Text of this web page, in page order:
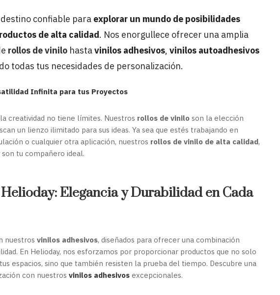
confiable para explorar un mundo de posibilidades
de alta calidad. Nos enorgullece ofrecer una amplia
rollos de vinilo hastavinilos adhesivos, vinilos autoadhesivos
todas tus necesidades de personalización.
Infinita para tus Proyectos
creatividad no tiene límites. Nuestros rollos de vinilo son la elección
un lienzo ilimitado para sus ideas. Ya sea que estés trabajando en
o cualquier otra aplicación, nuestros rollos de vinilo de alta calidad,
tu compañero ideal.
Elegancia y Durabilidad en Cada
nuestros vinilos adhesivos, diseñados para ofrecer una combinación
En Helioday, nos esforzamos por proporcionar productos que no solo
espacios, sino que también resisten la prueba del tiempo. Descubre una
con nuestros vinilos adhesivos excepcionales.